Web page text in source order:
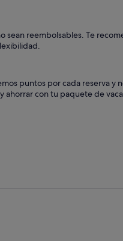
sean reembolsables. Te
puntos por cada reserva y
con tu paquete de